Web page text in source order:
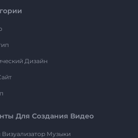
Дизайн
Для Создания Видео
Музыки